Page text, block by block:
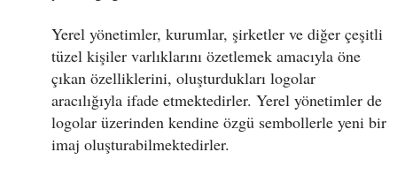
Yerel yönetimler, kurumlar, şirketler ve diğer çeşitli
tüzel kişiler varlıklarını özetlemek amacıyla öne
çıkan özelliklerini, oluşturdukları logolar
aracılığıyla ifade etmektedirler. Yerel yönetimler de
logolar üzerinden kendine özgü sembollerle yeni bir
imaj oluşturabilmektedirler.